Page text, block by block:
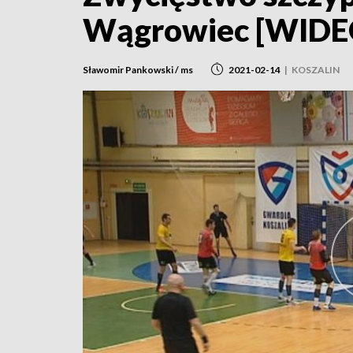
Wągrowiec
Sławomir Pankowski / ms 2021-02-14 | KOSZALIN